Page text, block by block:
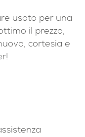
usato per una
il prezzo,
cortesia e